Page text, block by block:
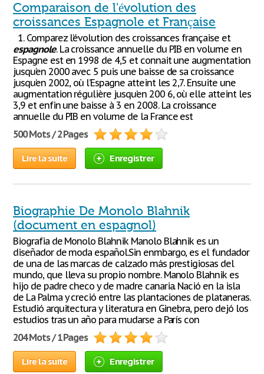
Comparaison de l'évolution des
croissances Espagnole et Française
1. Comparez l’évolution des croissances française et
espagnole. La croissance annuelle du PIB en volume en
Espagne est en 1998 de 4,5 et connait une augmentation
jusqu’en 2000 avec 5 puis une baisse de sa croissance
jusqu’en 2002, où l’Espagne atteint les 2,7. Ensuite une
augmentation régulière jusqu’en 200 6, où elle atteint les
3,9 et enfin une baisse à 3 en 2008. La croissance
annuelle du PIB en volume de la France est
500 Mots / 2 Pages
Lire la suite Enregistrer
Biographie De Monolo Blahnik
(document en espagnol)
Biografia de Monolo Blahnik Manolo Blahnik es un
diseñador de moda español.Sin enmbargo, es el fundador
de una de las marcas de calzado más prestigiosas del
mundo, que lleva su propio nombre. Manolo Blahnik es
hijo de padre checo y de madre canaria. Nació en la isla
de La Palma y creció entre las plantaciones de plataneras.
Estudió arquitectura y literatura en Ginebra, pero dejó los
estudios tras un año para mudarse a París con
204 Mots / 1 Pages
Lire la suite Enregistrer